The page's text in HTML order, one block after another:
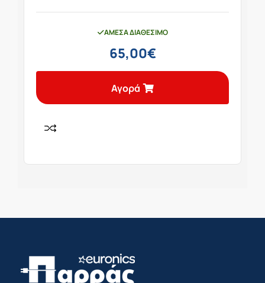
ΆΜΕΣΑ ΔΙΑΘΈΣΙΜΟ
65,00€
Αγορά